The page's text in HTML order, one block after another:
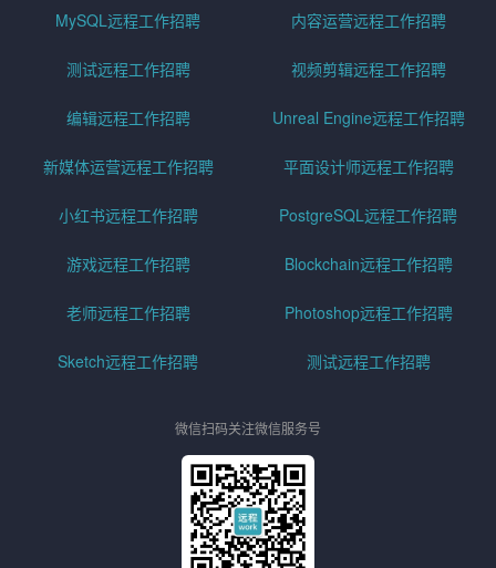
MySQL远程工作招聘 内容运营远程工作招聘
测试远程工作招聘 视频剪辑远程工作招聘
编辑远程工作招聘 Unreal Engine远程工作招聘
新媒体运营远程工作招聘 平面设计师远程工作招聘
小红书远程工作招聘 PostgreSQL远程工作招聘
游戏远程工作招聘 Blockchain远程工作招聘
老师远程工作招聘 Photoshop远程工作招聘
Sketch远程工作招聘 测试远程工作招聘
微信扫码关注微信服务号